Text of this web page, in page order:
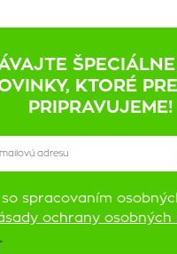
KTORÉ
PRIPRAVUJEME!
so spracovaním
ochrany osobných